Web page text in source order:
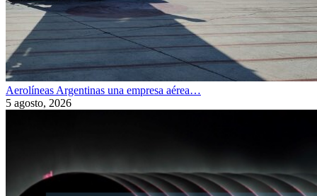
Aerolíneas Argentinas una empresa aérea…
5 agosto, 2026